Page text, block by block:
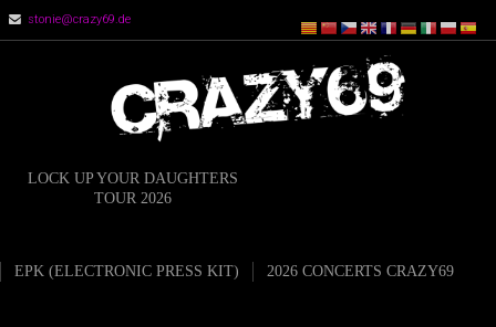
stonie@crazy69.de
LOCK UP YOUR DAUGHTERS
TOUR 2026
EPK (ELECTRONIC PRESS KIT) 2026 CONCERTS CRAZY69